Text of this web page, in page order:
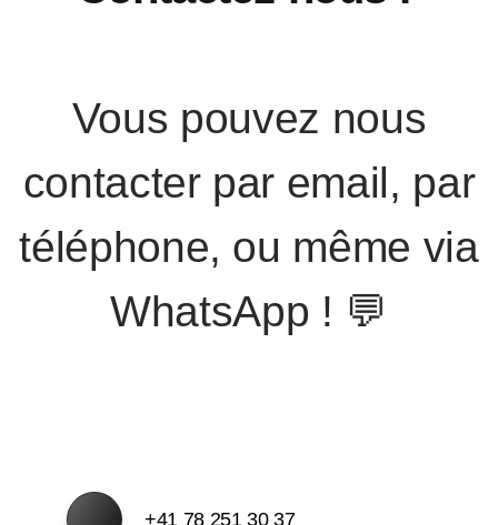
Vous pouvez nous
contacter par email, par
téléphone, ou même via
WhatsApp ! 💬
+41 78 251 30 37